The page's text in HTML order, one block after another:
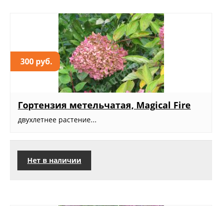
300 руб.
Гортензия метельчатая, Magical Fire
двухлетнее растение...
Нет в наличии